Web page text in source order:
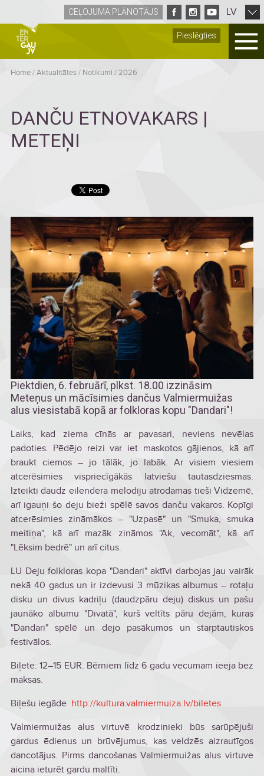
Pieslēgties
CEĻOJUMA PLĀNOTĀJS LV
Home/Aktualitātes/ Notikumi /2026
DANČU ETNOVAKARS |
METEŅI
Piektdien, 6. februārī, plkst. 18.00 izzināsim
Meteņus un mācīsimies dančus Valmiermuižas
alus viesistabā kopā ar folkloras kopu "Dandari"!
Laiks, kad ziema cīnās ar pavasari, neviens nevēlas
padoties. Pēdējo reizi var iet maskotos gājienos, kā arī
braukt ciemos – jo tālāk, jo labāk. Ar visiem viesiem
atcerēsimies vispriecīgākās latviešu tautasdziesmas.
Izteikti daudz eilendera melodiju atrodamas tieši Vidzemē,
arī igauņi šo deju bieži spēlē savos danču vakaros. Kopīgi
atcerēsimies zināmākos – "Uzpasē" un "Smuka, smuka
meitiņa", kā arī mazāk zināmos "Ak, vecomāt", kā arī
"Lēksim bedrē" un arī citus.
LU Deju folkloras kopa "Dandari" aktīvi darbojas jau vairāk
nekā 40 gadus un ir izdevusi 3 mūzikas albumus – rotaļu
disku un divus kadriļu (daudzpāru deju) diskus un pašu
jaunāko albumu "Divatā", kurš veltīts pāru dejām, kuras
"Dandari" spēlē un dejo pasākumos un starptautiskos
festivālos.
Biļete: 12–15 EUR. Bērniem līdz 6 gadu vecumam ieeja bez
maksas.
Biļešu iegāde http://kultura.valmiermuiza.lv/biletes
Valmiermuižas alus virtuvē krodzinieki būs sarūpējuši
gardus ēdienus un brūvējumus, kas veldzēs aizrautīgos
dancotājus. Pirms dancošanas Valmiermuižas alus virtuve
aicina ieturēt gardu maltīti.